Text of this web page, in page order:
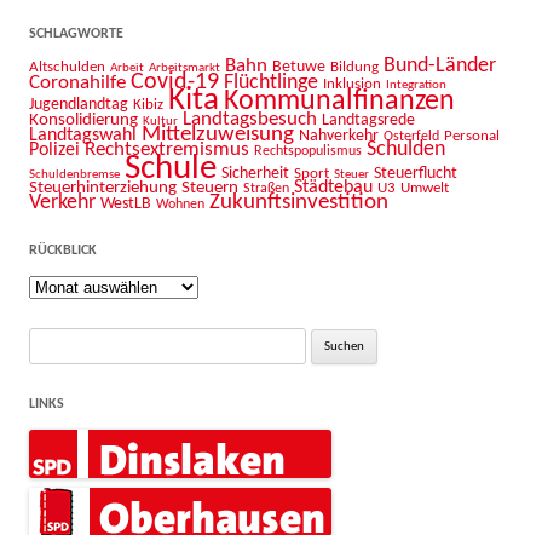
SCHLAGWORTE
Altschulden Arbeit Arbeitsmarkt Bahn Betuwe Bildung Bund-Länder
Coronahilfe Covid-19 Flüchtlinge Inklusion Integration
Jugendlandtag Kibiz Kita Kommunalfinanzen
Konsolidierung Kultur Landtagsbesuch Landtagsrede
Landtagswahl Mittelzuweisung Nahverkehr Osterfeld Personal
Polizei Rechtsextremismus Rechtspopulismus Schulden
Schuldenbremse Schule Sicherheit Sport Steuer Steuerflucht
Steuerhinterziehung Steuern Straßen Städtebau U3 Umwelt
Verkehr WestLB Wohnen Zukunftsinvestition
RÜCKBLICK
Rückblick
LINKS